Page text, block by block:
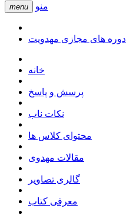
menu منو
دوره های مجازی مهدویت
خانه
پرسش و پاسخ
نکات ناب
محتوای کلاس ها
مقالات مهدوی
گالری تصاویر
معرفی کتاب